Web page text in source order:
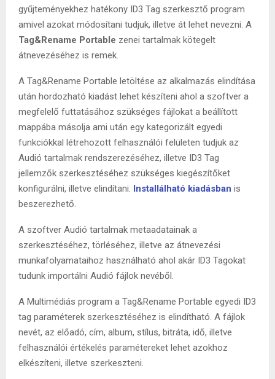
gyűjteményekhez hatékony ID3 Tag szerkesztő program
amivel azokat módosítani tudjuk, illetve át lehet nevezni. A
Tag&Rename Portable zenei tartalmak kötegelt
átnevezéséhez is remek.
A Tag&Rename Portable letöltése az alkalmazás elindítása
után hordozható kiadást lehet készíteni ahol a szoftver a
megfelelő futtatásához szükséges fájlokat a beállított
mappába másolja ami után egy kategorizált egyedi
funkciókkal létrehozott felhasználói felületen tudjuk az
Audió tartalmak rendszerezéséhez, illetve ID3 Tag
jellemzők szerkesztéséhez szükséges kiegészítőket
konfigurálni, illetve elindítani. Installálható kiadásban is
beszerezhető.
A szoftver Audió tartalmak metaadatainak a
szerkesztéséhez, törléséhez, illetve az átnevezési
munkafolyamataihoz használható ahol akár ID3 Tagokat
tudunk importálni Audió fájlok nevéből.
A Multimédiás program a Tag&Rename Portable egyedi ID3
tag paraméterek szerkesztéséhez is elindítható. A fájlok
nevét, az előadó, cím, album, stílus, bitráta, idő, illetve
felhasználói értékelés paramétereket lehet azokhoz
elkészíteni, illetve szerkeszteni.